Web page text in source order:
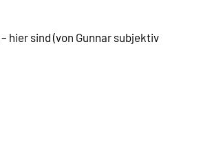
hier sind (von Gunnar subjektiv